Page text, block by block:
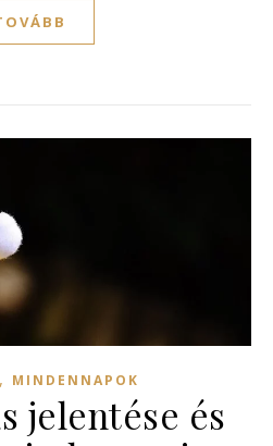
, MINDENNAPOK
jelentése és